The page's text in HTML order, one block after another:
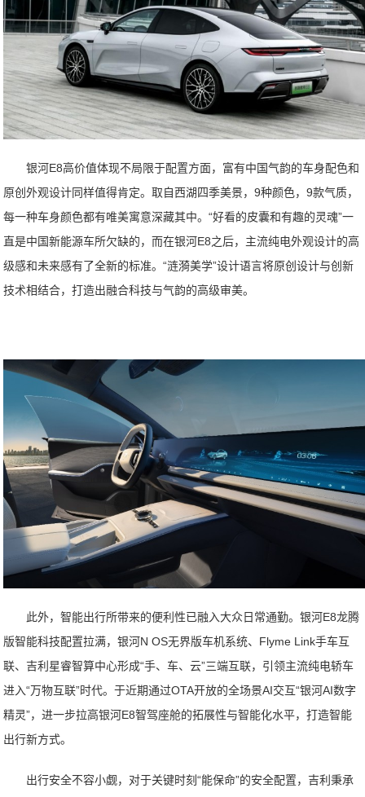
银河E8高价值体现不局限于配置方面，富有中国气韵的车身配色和
原创外观设计同样值得肯定。取自西湖四季美景，9种颜色，9款气质，
每一种车身颜色都有唯美寓意深藏其中。“好看的皮囊和有趣的灵魂”一
直是中国新能源车所欠缺的，而在银河E8之后，主流纯电外观设计的高
级感和未来感有了全新的标准。“涟漪美学”设计语言将原创设计与创新
技术相结合，打造出融合科技与气韵的高级审美。
此外，智能出行所带来的便利性已融入大众日常通勤。银河E8龙腾
版智能科技配置拉满，银河N OS无界版车机系统、Flyme Link手车互
联、吉利星睿智算中心形成“手、车、云”三端互联，引领主流纯电轿车
进入“万物互联”时代。于近期通过OTA开放的全场景AI交互“银河AI数字
精灵”，进一步拉高银河E8智驾座舱的拓展性与智能化水平，打造智能
出行新方式。
出行安全不容小觑，对于关键时刻“能保命”的安全配置，吉利秉承